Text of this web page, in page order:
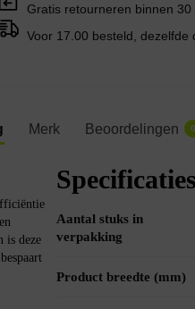
Gratis retourneren binnen 30
Voor 17.00 besteld, dezelfde
Merk Beoordelingen 0
is deze
Specificaties
Aantal stuks in
verpakking
Product breedte (mm)